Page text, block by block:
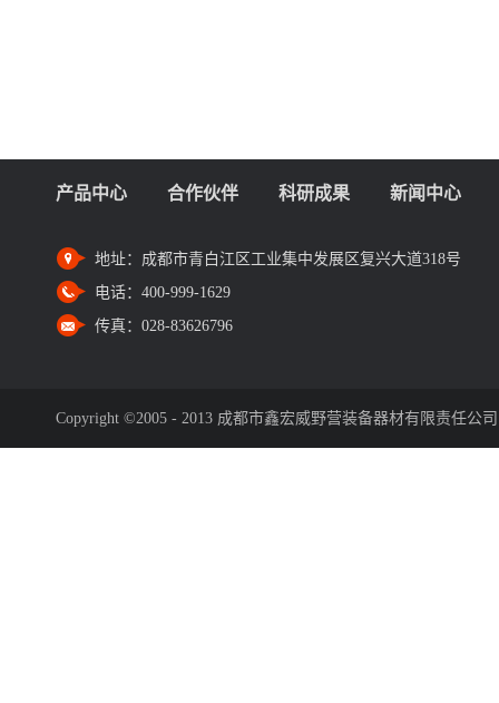
产品中心 合作伙伴 科研成果 新闻中心
地址： 成都市青白江区工业集中发展区复兴大道318号
电话： 400-999-1629
传真： 028-83626796
Copyright ©2005 - 2013 成都市鑫宏威野营装备器材有限责任公司